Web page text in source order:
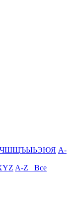
ЧШЩЪЫЬЭЮЯ А-
YZ A-Z Все